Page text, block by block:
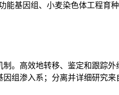
基因组、小麦染色体工程育
。高效地转移、鉴定和跟踪
组渗入系；分离并详细研究